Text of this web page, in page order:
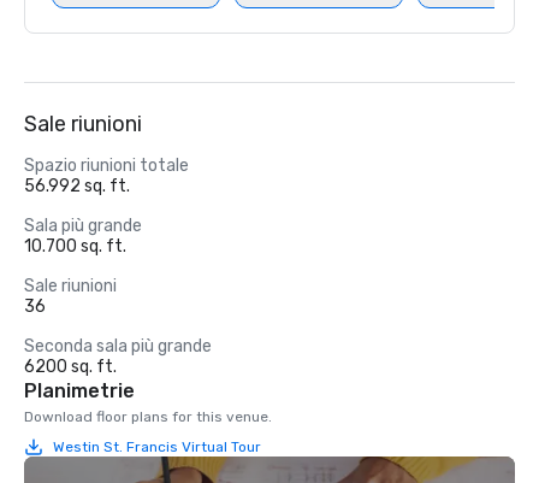
Sale riunioni
Spazio riunioni totale
56.992 sq. ft.
Sala più grande
10.700 sq. ft.
Sale riunioni
36
Seconda sala più grande
6200 sq. ft.
Planimetrie
Download floor plans for this venue.
Westin St. Francis Virtual Tour